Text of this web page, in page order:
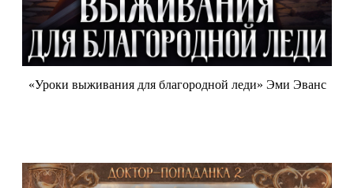
«Уроки выживания для благородной леди» Эми Эванс